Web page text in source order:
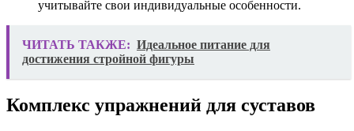
учитывайте свои индивидуальные особенности.
ЧИТАТЬ ТАКЖЕ: Идеальное питание для
достижения стройной фигуры
Комплекс упражнений для суставов